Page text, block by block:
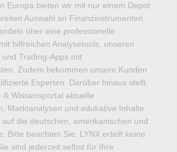
Europa bieten wir mit nur einem Depot
Auswahl an Finanzinstrumenten.
über eine professionelle
hilfreichen Analysetools, unseren
Trading-Apps mit
Zudem bekommen unsere Kunden
Experten. Darüber hinaus stellt
& Wissensportal aktuelle
Marktanalysen und edukative Inhalte
die deutschen, amerikanischen und
Bitte beachten Sie: LYNX erteilt keine
sind jederzeit selbst für Ihre